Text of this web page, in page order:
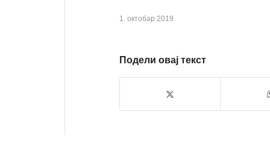
1. октобар 2019.
Подели овај текст